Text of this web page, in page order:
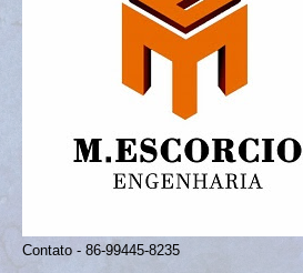
Contato - 86-99445-8235